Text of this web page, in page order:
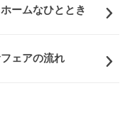
ームなひととき
ェアの流れ